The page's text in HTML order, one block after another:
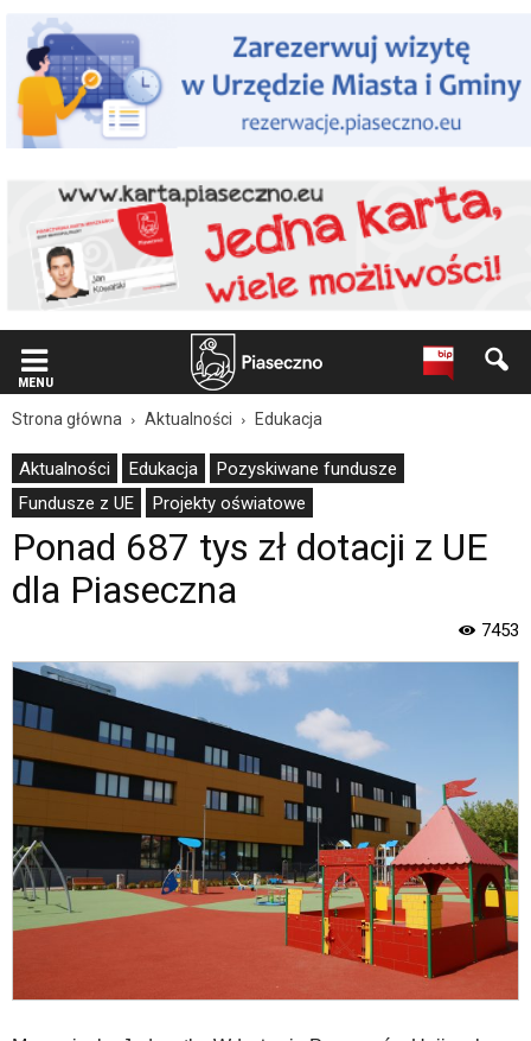
użytkowników
czytników
ekranowych Znajdujesz
się
podstronie
dotacji
z
UE
dla
Piaseczna
Oficjalna
strona
Miasta
Gminy
Piaseczno".
Strona
wyposażona
menu
skiplinks
pozwalające
szybko
treści,
które
znajduje
się
MENU
Strona główna Aktualności Edukacja
Aktualności Edukacja
Pozyskiwane fundusze
Fundusze z UE
Projekty oświatowe
Ponad 687 tys zł dotacji z UE
dla Piaseczna
7453